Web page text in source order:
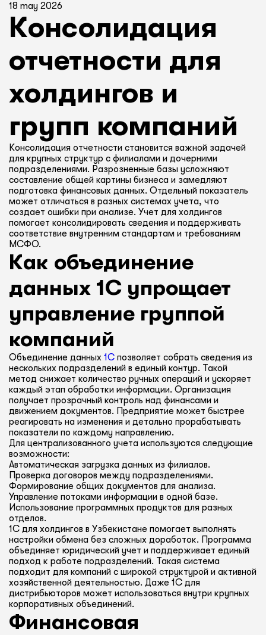
18 may 2026
Консолидация
отчетности для
холдингов и
групп компаний
Консолидация отчетности становится важной задачей
для крупных структур с филиалами и дочерними
подразделениями. Разрозненные базы усложняют
составление общей картины бизнеса и замедляют
подготовка финансовых данных. Отдельный показатель
может отличаться в разных системах учета, что
создает ошибки при анализе. Учет для холдингов
помогает консолидировать сведения и поддерживать
соответствие внутренним стандартам и требованиям
МСФО.
Как объединение
данных 1С упрощает
управление группой
компаний
Объединение данных 1С позволяет собрать сведения из
нескольких подразделений в единый контур. Такой
метод снижает количество ручных операций и ускоряет
каждый этап обработки информации. Организация
получает прозрачный контроль над финансами и
движением документов. Предприятие может быстрее
реагировать на изменения и детально прорабатывать
показатели по каждому направлению.
Для централизованного учета используются следующие
возможности:
Автоматическая загрузка данных из филиалов.
Проверка договоров между подразделениями.
Формирование общих документов для анализа.
Управление потоками информации в одной базе.
Использование программных продуктов для разных
отделов.
1С для холдингов в Узбекистане помогает выполнять
настройки обмена без сложных доработок. Программа
объединяет юридический учет и поддерживает единый
подход к работе подразделений. Такая система
подходит для компаний с широкой структурой и активной
хозяйственной деятельностью. Даже 1С для
дистрибьюторов может использоваться внутри крупных
корпоративных объединений.
Финансовая